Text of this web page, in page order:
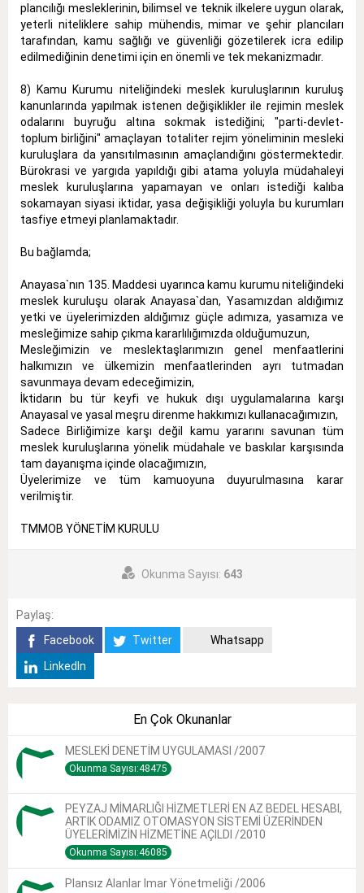
plancılığı mesleklerinin, bilimsel ve teknik ilkelere uygun olarak,
yeterli niteliklere sahip mühendis, mimar ve şehir plancıları
tarafından, kamu sağlığı ve güvenliği gözetilerek icra edilip
edilmediğinin denetimi için en önemli ve tek mekanizmadır.
8) Kamu Kurumu niteliğindeki meslek kuruluşlarının kuruluş
kanunlarında yapılmak istenen değişiklikler ile rejimin meslek
odalarını buyruğu altına sokmak istediğini; "parti-devlet-
toplum birliğini" amaçlayan totaliter rejim yöneliminin mesleki
kuruluşlara da yansıtılmasının amaçlandığını göstermektedir.
Bürokrasi ve yargıda yapıldığı gibi atama yoluyla müdahaleyi
meslek kuruluşlarına yapamayan ve onları istediği kalıba
sokamayan siyasi iktidar, yasa değişikliği yoluyla bu kurumları
tasfiye etmeyi planlamaktadır.
Bu bağlamda;
Anayasa`nın 135. Maddesi uyarınca kamu kurumu niteliğindeki
meslek kuruluşu olarak Anayasa`dan, Yasamızdan aldığımız
yetki ve üyelerimizden aldığımız güçle adımıza, yasamıza ve
mesleğimize sahip çıkma kararlılığımızda olduğumuzun,
Mesleğimizin ve meslektaşlarımızın genel menfaatlerini
halkımızın ve ülkemizin menfaatlerinden ayrı tutmadan
savunmaya devam edeceğimizin,
İktidarın bu tür keyfi ve hukuk dışı uygulamalarına karşı
Anayasal ve yasal meşru direnme hakkımızı kullanacağımızın,
Sadece Birliğimize karşı değil kamu yararını savunan tüm
meslek kuruluşlarına yönelik müdahale ve baskılar karşısında
tam dayanışma içinde olacağımızın,
Üyelerimize ve tüm kamuoyuna duyurulmasına karar
verilmiştir.
TMMOB YÖNETİM KURULU
Okunma Sayısı: 643
Paylaş:
Facebook
Twitter
Whatsapp
LinkedIn
En Çok Okunanlar
MESLEKİ DENETİM UYGULAMASI /2007
Okunma Sayısı:48475
PEYZAJ MİMARLIĞI HİZMETLERİ EN AZ BEDEL HESABI,
ARTIK ODAMIZ OTOMASYON SİSTEMİ ÜZERİNDEN
ÜYELERİMİZİN HİZMETİNE AÇILDI /2010
Okunma Sayısı:46085
Plansız Alanlar Imar Yönetmeliği /2006